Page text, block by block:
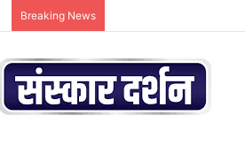
Breaking News